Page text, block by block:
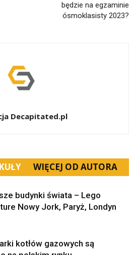
będzie na egzaminie
ósmoklasisty 2023?
Decapitated.pl
WIĘCEJ OD AUTORA
budynki świata – Lego
Nowy Jork, Paryż, Londyn
kotłów gazowych są